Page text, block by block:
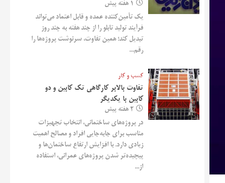
1 هفته پیش
یک تأمین‌کننده عمده و قابل اعتماد می‌تواند
فرآیند تولید تابلو را از چند هفته به چند روز
تبدیل کند؛ همین تفاوت، سرنوشت پروژه‌ها را
رقم...
کسب و کار
تفاوت بالابر کارگاهی تک کابین و دو
کابین با یکدیگر
2 هفته پیش
در پروژه‌های ساختمانی، انتخاب تجهیزات
مناسب برای جابه‌جایی افراد و مصالح اهمیت
زیادی دارد. با افزایش ارتفاع ساختمان‌ها و
پیچیده‌تر شدن پروژه‌های عمرانی، استفاده
از...